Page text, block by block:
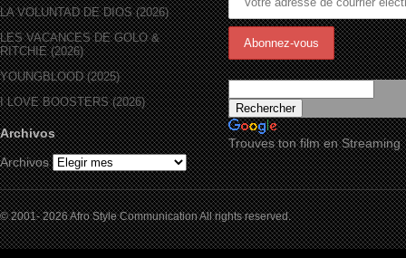
LA VOLUNTAD DE DIOS (2026)
LES VACANCES DE GOLO &
RITCHIE (2026)
YOUNGBLOOD (2025)
I LOVE BOOSTERS (2026)
Archivos
Archivos
Trouves ton film en Streaming
© 2001- 2026 Afro Style Communication All rights reserved.